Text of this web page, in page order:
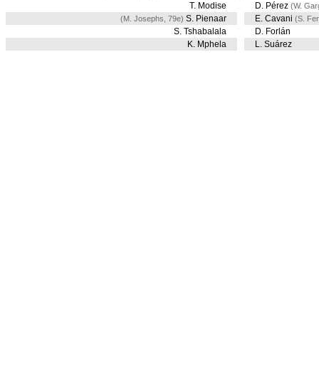
T. Modise
(M. Josephs, 79e) S. Pienaar
S. Tshabalala
K. Mphela
D. Pérez (W.
E. Cavani (S.
D. Forlán
L. Suárez